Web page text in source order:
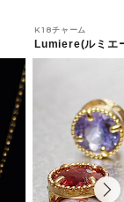
K18チャーム
Lumiere(ルミエ